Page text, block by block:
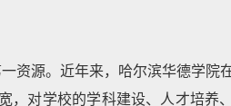
资源。近年来，哈尔滨华德学院
，对学校的学科建设、人才培养